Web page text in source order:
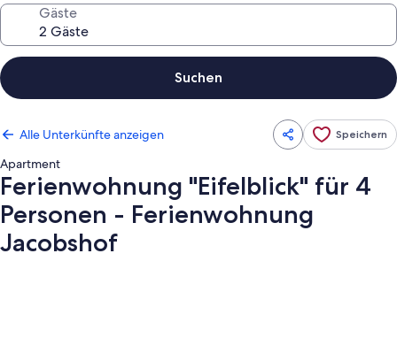
Gäste
Suchen
Alle Unterkünfte anzeigen Speichern
Apartment
Ferienwohnung "Eifelblick" für 4
Personen - Ferienwohnung
Jacobshof